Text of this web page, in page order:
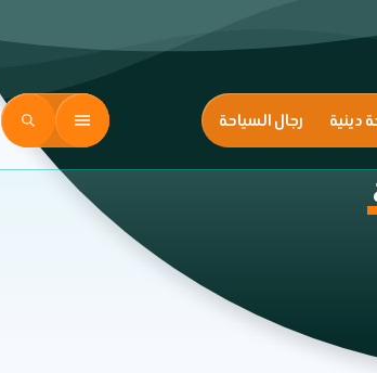
دينية رجال السياحة